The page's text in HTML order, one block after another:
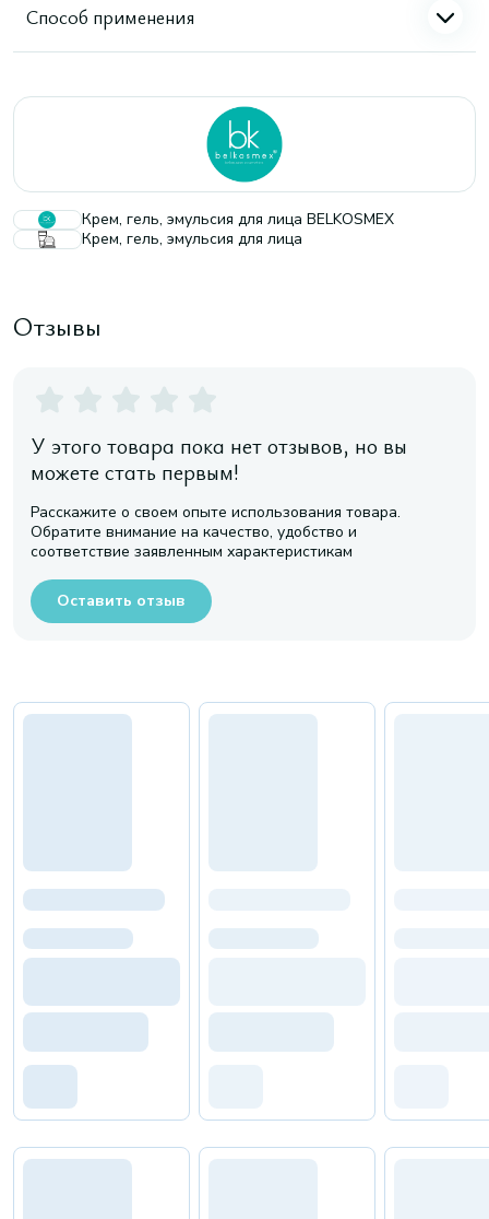
Способ применения
Крем, гель, эмульсия для лица BELKOSMEX
Крем, гель, эмульсия для лица
Отзывы
У этого товара пока нет отзывов, но вы
можете стать первым!
Расскажите о своем опыте использования товара.
Обратите внимание на качество, удобство и
соответствие заявленным характеристикам
Оставить отзыв